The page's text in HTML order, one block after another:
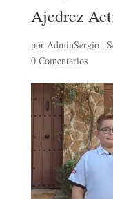
Ajedrez
por AdminSergio|
0 Comentarios